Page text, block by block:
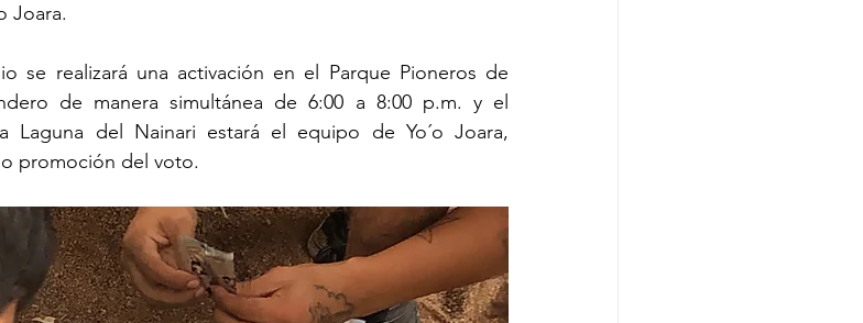
Joara.
se realizará una activación en el Parque Pioneros de
de manera simultánea de 6:00 a 8:00 p.m. y el
del Nainari estará el equipo de Yo´o Joara,
promoción del voto.